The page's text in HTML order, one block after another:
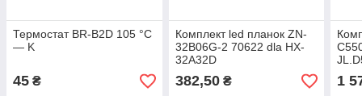
Термостат BR-B2D 105 °C
— K
45 ₴
Комплект led планок ZN-
32B06G-2 70622 dla HX-
32A32D
C9000J7G1274PB12
382,50₴ 1